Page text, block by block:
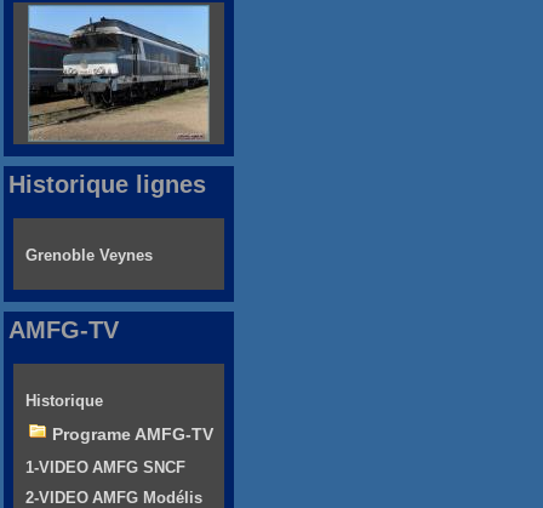
Historique lignes
Grenoble Veynes
AMFG-TV
Historique
Programe AMFG-TV
1-VIDEO AMFG SNCF
2-VIDEO AMFG Modélis